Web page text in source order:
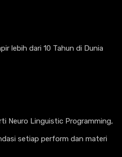
lebih dari 10 Tahun di Dunia
Neuro Linguistic Programming,
setiap perform dan materi